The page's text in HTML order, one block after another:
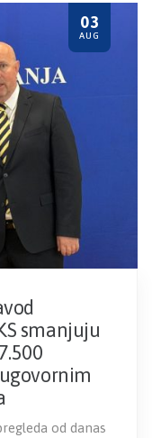
03
AUG
smanjuju
od danas